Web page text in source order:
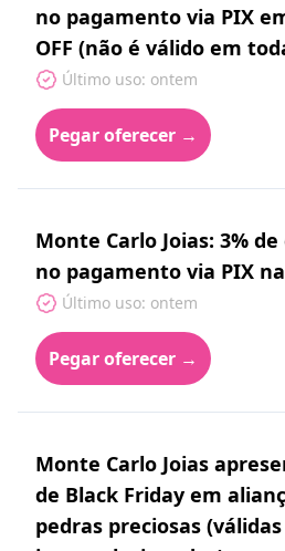
no pagamento via PIX
OFF (não é válido em
Último uso: ontem
Pegar oferecer →
Monte Carlo Joias: 3%
no pagamento via PIX
Último uso: ontem
Pegar oferecer →
Monte Carlo Joias
de Black Friday em
pedras preciosas